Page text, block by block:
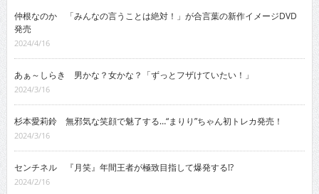
仲根なのか 「みんなの言うことは絶対！」が合言葉の新作イメージDVD
発売
2024/4/16
あぁ～しらき 男かな？女かな？「ずっとフザけていたい！」
2024/3/16
杉本愛莉鈴 無邪気な笑顔で魅了する…“まりり”ちゃん初トレカ発売！
2024/3/16
センチネル 『月笑』年間王者が極致目指して爆発する!?
2024/2/16